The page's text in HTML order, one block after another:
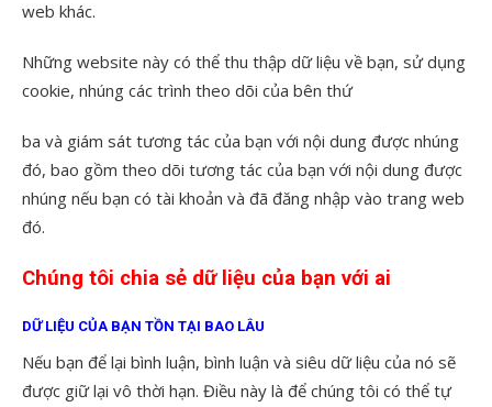
web khác.
Những website này có thể thu thập dữ liệu về bạn, sử dụng
cookie, nhúng các trình theo dõi của bên thứ
ba và giám sát tương tác của bạn với nội dung được nhúng
đó, bao gồm theo dõi tương tác của bạn với nội dung được
nhúng nếu bạn có tài khoản và đã đăng nhập vào trang web
đó.
Chúng tôi chia sẻ dữ liệu của bạn với ai
DỮ LIỆU CỦA BẠN TỒN TẠI BAO LÂU
Nếu bạn để lại bình luận, bình luận và siêu dữ liệu của nó sẽ
được giữ lại vô thời hạn. Điều này là để chúng tôi có thể tự